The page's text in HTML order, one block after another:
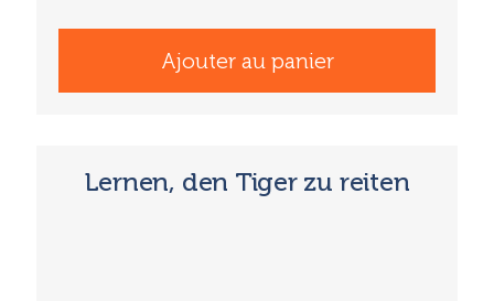
Ajouter au panier
Lernen, den Tiger zu reiten